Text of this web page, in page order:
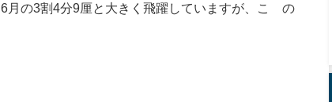
6 月の3割4分9厘と大きく飛躍していますが、こ゚の